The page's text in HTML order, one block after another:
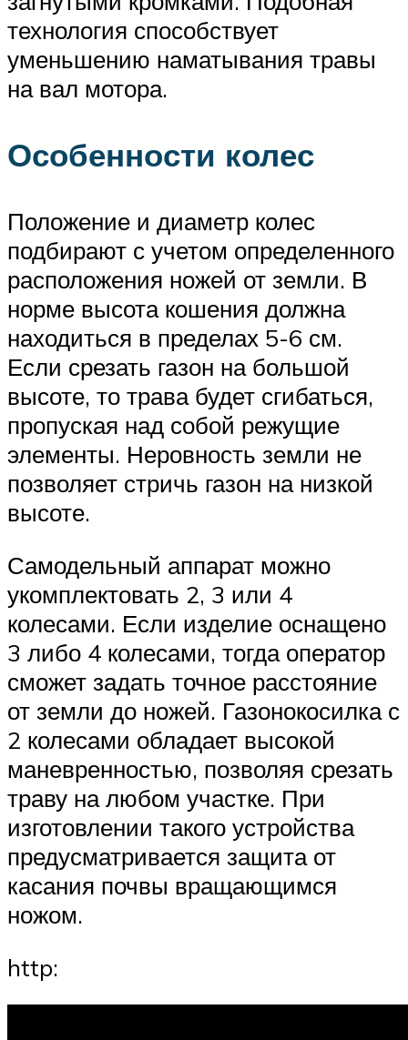
технология способствует
уменьшению наматывания травы
на вал мотора.
Особенности колес
Положение и диаметр колес
подбирают с учетом определенного
расположения ножей от земли. В
норме высота кошения должна
находиться в пределах 5-6 см.
Если срезать газон на большой
высоте, то трава будет сгибаться,
пропуская над собой режущие
элементы. Неровность земли не
позволяет стричь газон на низкой
высоте.
Самодельный аппарат можно
укомплектовать 2, 3 или 4
колесами. Если изделие оснащено
3 либо 4 колесами, тогда оператор
сможет задать точное расстояние
от земли до ножей. Газонокосилка с
2 колесами обладает высокой
маневренностью, позволяя срезать
траву на любом участке. При
изготовлении такого устройства
предусматривается защита от
касания почвы вращающимся
ножом.
http: